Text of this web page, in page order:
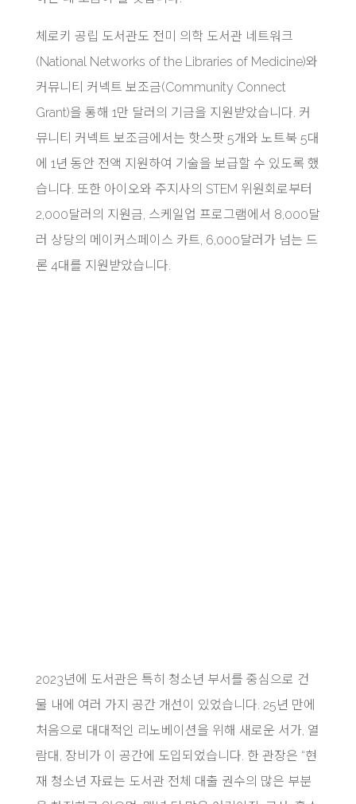
체로키 공립 도서관도 전미 의학 도서관 네트워크
(National Networks of the Libraries of Medicine)와
커뮤니티 커넥트 보조금(Community Connect
Grant)을 통해 1만 달러의 기금을 지원받았습니다. 커
뮤니티 커넥트 보조금에서는 핫스팟 5개와 노트북 5대
에 1년 동안 전액 지원하여 기술을 보급할 수 있도록 했
습니다. 또한 아이오와 주지사의 STEM 위원회로부터
2,000달러의 지원금, 스케일업 프로그램에서 8,000달
러 상당의 메이커스페이스 카트, 6,000달러가 넘는 드
론 4대를 지원받았습니다.
2023년에 도서관은 특히 청소년 부서를 중심으로 건
물 내에 여러 가지 공간 개선이 있었습니다. 25년 만에
처음으로 대대적인 리노베이션을 위해 새로운 서가, 열
람대, 장비가 이 공간에 도입되었습니다. 한 관장은 “현
재 청소년 자료는 도서관 전체 대출 권수의 많은 부분